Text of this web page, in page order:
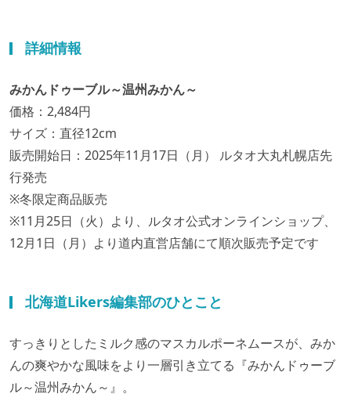
詳細情報
みかんドゥーブル～温州みかん～
価格：2,484円
サイズ：直径12cm
販売開始日：2025年11月17日（月） ルタオ大丸札幌店先
行発売
※冬限定商品販売
※11月25日（火）より、ルタオ公式オンラインショップ、
12月1日（月）より道内直営店舗にて順次販売予定です
北海道Likers編集部のひとこと
すっきりとしたミルク感のマスカルポーネムースが、みか
んの爽やかな風味をより一層引き立てる『みかんドゥーブ
ル～温州みかん～』。